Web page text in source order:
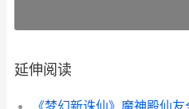
延伸阅读